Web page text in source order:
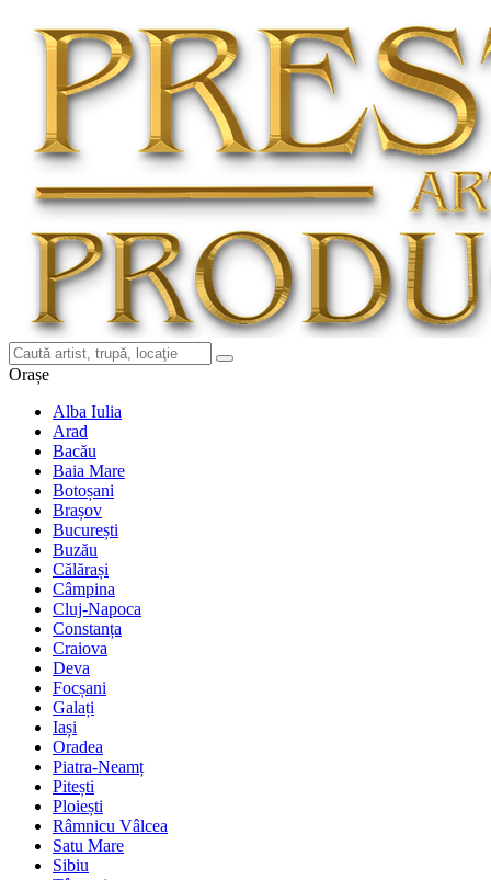
Orașe
Alba Iulia
Arad
Bacău
Baia Mare
Botoșani
Brașov
București
Buzău
Călărași
Câmpina
Cluj-Napoca
Constanța
Craiova
Deva
Focșani
Galați
Iași
Oradea
Piatra-Neamț
Pitești
Ploiești
Râmnicu Vâlcea
Satu Mare
Sibiu